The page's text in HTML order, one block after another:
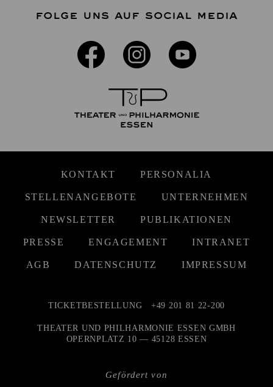
FOLGE UNS AUF SOCIAL MEDIA
KONTAKT PERSONALIA
STELLENANGEBOTE UNTERNEHMEN
NEWSLETTER PUBLIKATIONEN
PRESSE ENGAGEMENT INTRANET
AGB DATENSCHUTZ IMPRESSUM
Gefördert von
TICKETBESTELLUNG +49 201 81 22-200
THEATER UND PHILHARMONIE ESSEN GMBH
OPERNPLATZ 10 — 45128 ESSEN